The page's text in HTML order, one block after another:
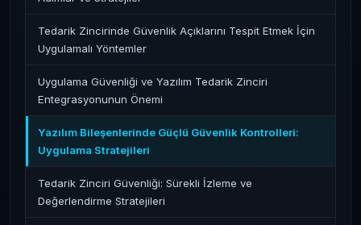
Tedarik Zincirinde Güvenlik Açıklarını Tespit Etmek İçin
Uygulamalı Yöntemler
Uygulama Güvenliği ve Yazılım Tedarik Zinciri
Entegrasyonunun Önemi
Yazılım Bileşenlerinde Güçlü Güvenlik Kontrolleri:
Uygulama Stratejileri
Tedarik Zinciri Güvenliği: Sürekli İzleme ve
Değerlendirme Stratejileri